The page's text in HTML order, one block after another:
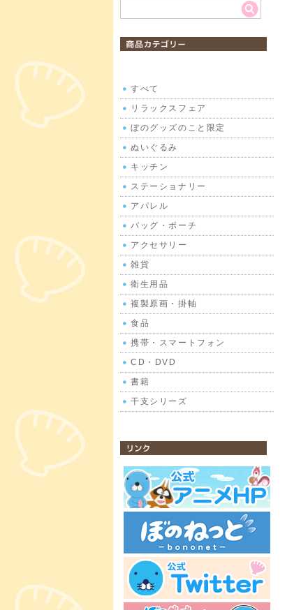
商品カテゴリ
すべて
リラックスフェア
ぼのグッズのこと限定
ぬいぐるみ
キッチン
ステーショナリー
アパレル
バッグ・ポーチ
アクセサリー
雑貨
衛生用品
複製原画・掛軸
食品
携帯・スマートフォン
CD・DVD
書籍
干支シリーズ
公式サイトリンク